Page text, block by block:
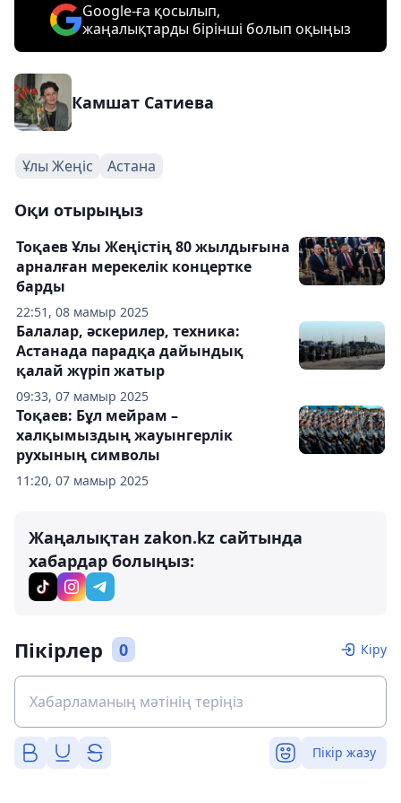
Google-ға қосылып,
жаңалықтарды бірінші болып оқыңыз
Камшат Сатиева
Ұлы Жеңіс Астана
Оқи отырыңыз
22:51, 08 мамыр 2025
Тоқаев Ұлы Жеңістің 80 жылдығына
арналған мерекелік концертке
барды
09:33, 07 мамыр 2025
Балалар, әскерилер, техника:
Астанада парадқа дайындық
қалай жүріп жатыр
11:20, 07 мамыр 2025
Тоқаев: Бұл мейрам –
халқымыздың жауынгерлік
рухының символы
Жаңалықтан zakon.kz сайтында
хабардар болыңыз:
Пікірлер 0 Кіру
Пікір жазу